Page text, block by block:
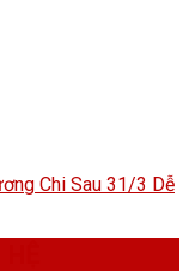
Chi Sau 31/3 Dễ